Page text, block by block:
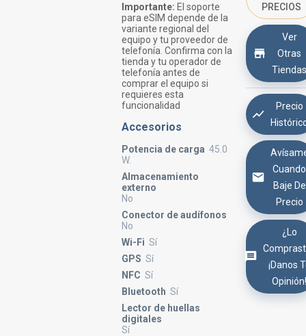
Importante: El soporte
para eSIM depende de la
variante regional del
equipo y tu proveedor de
telefonía. Confirma con la
tienda y tu operador de
telefonía antes de
comprar el equipo si
requieres esta
funcionalidad
Accesorios
Potencia de carga 45.0
W.
Almacenamiento
externo
No
Conector de audífonos
No
Wi-Fi Sí
GPS Sí
NFC Sí
Bluetooth Sí
Lector de huellas
digitales
Sí
PRECIOS
Ver
Otras
Precio
Cuando
Baje De
Precio
¿Lo
¡Danos